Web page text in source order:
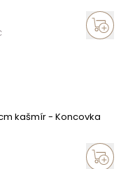
kašmír - Koncovka